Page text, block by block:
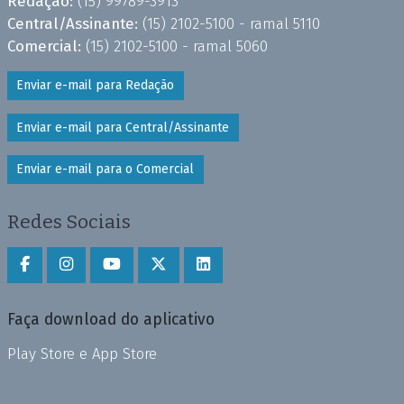
Central/Assinante: (15) 2102-5100 - ramal 5110
Comercial: (15) 2102-5100 - ramal 5060
Enviar e-mail para Redação
Enviar e-mail para Central/Assinante
Enviar e-mail para o Comercial
Redes Sociais
Faça download do aplicativo
Play Store e App Store